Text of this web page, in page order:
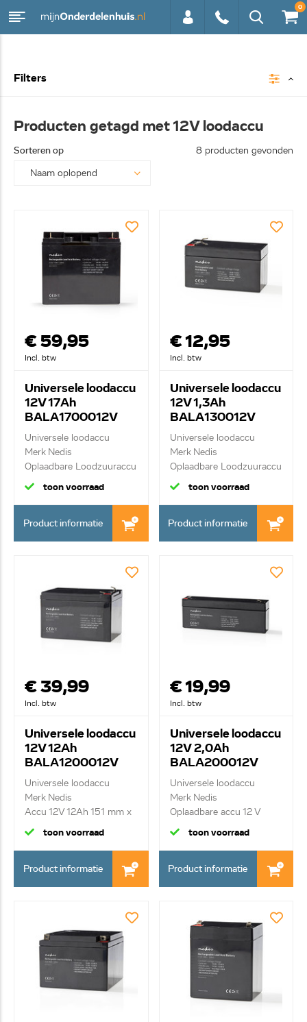
0
Filters
Producten getagd met 12V loodaccu
Sorteren op 8 producten gevonden
€ 59,95
Incl. btw
Universele loodaccu
12V 17Ah
BALA1700012V
Universele loodaccu
Merk Nedis
Oplaadbare Loodzuuraccu
12V...
toon voorraad
Product informatie
€ 12,95
Incl. btw
Universele loodaccu
12V 1,3Ah
BALA130012V
Universele loodaccu
Merk Nedis
Oplaadbare Loodzuuraccu
12V...
toon voorraad
Product informatie
€ 39,99
Incl. btw
Universele loodaccu
12V 12Ah
BALA1200012V
Universele loodaccu
Merk Nedis
Accu 12V 12Ah 151 mm x
98 m...
toon voorraad
Product informatie
€ 19,99
Incl. btw
Universele loodaccu
12V 2,0Ah
BALA200012V
Universele loodaccu
Merk Nedis
Oplaadbare accu 12 V
2000 m...
toon voorraad
Product informatie